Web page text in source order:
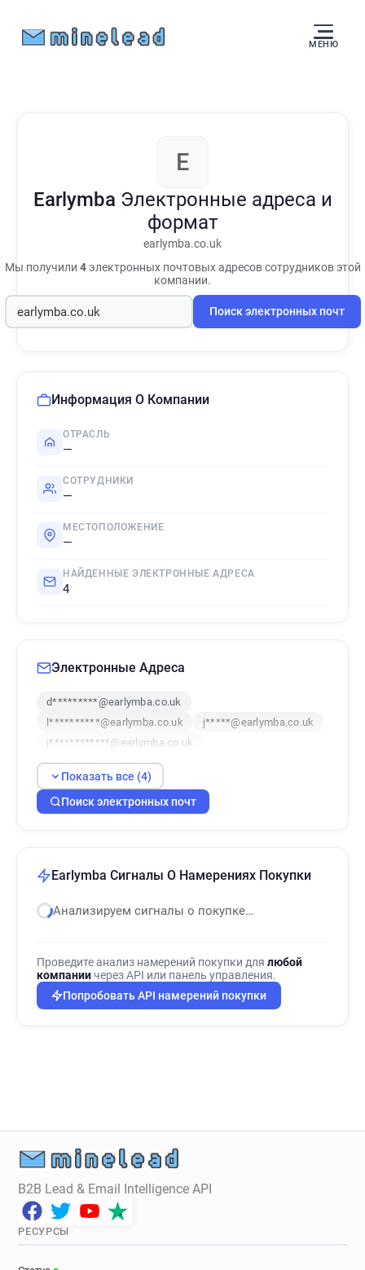
МЕНЮ
E
Earlymba Электронные адреса и
формат
earlymba.co.uk
Мы получили 4электронных почтовых адресов сотрудников этой
компании.
Поиск электронных почт
Информация О Компании
ОТРАСЛЬ
—
СОТРУДНИКИ
—
МЕСТОПОЛОЖЕНИЕ
—
НАЙДЕННЫЕ ЭЛЕКТРОННЫЕ АДРЕСА
4
Электронные Адреса
d*********@earlymba.co.uk
l**********@earlymba.co.uk
j*****@earlymba.co.uk
j************@earlymba.co.uk
Показать все (4)
Поиск электронных почт
Earlymba Сигналы О Намерениях Покупки
Анализируем сигналы о покупке…
Проведите анализ намерений покупки для любой
компаниичерез API или панель управления.
Попробовать API намерений покупки
B2B Lead & Email Intelligence API
РЕСУРСЫ